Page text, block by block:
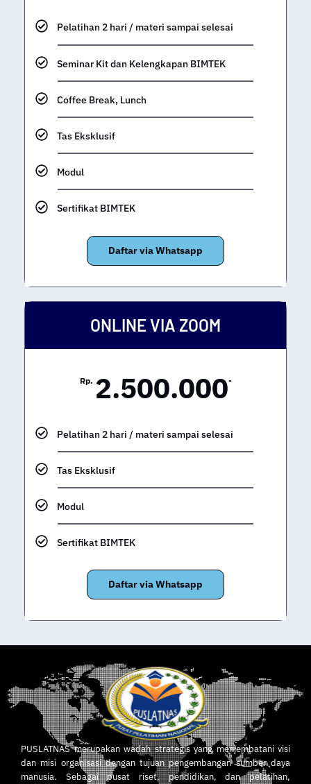
Pelatihan 2 hari / materi sampai selesai
Seminar Kit dan Kelengkapan BIMTEK
Coffee Break, Lunch
Tas Eksklusif
Modul
Sertifikat BIMTEK
Daftar via Whatsapp
ONLINE VIA ZOOM
Rp. 2.500.000-
Pelatihan 2 hari / materi sampai selesai
Tas Eksklusif
Modul
Sertifikat BIMTEK
Daftar via Whatsapp
PUSLATNAS merupakan wadah strategis yang menjembatani visi
dan misi organisasi dengan tujuan pengembangan sumber daya
manusia. Sebagai pusat riset, pendidikan, dan pelatihan,